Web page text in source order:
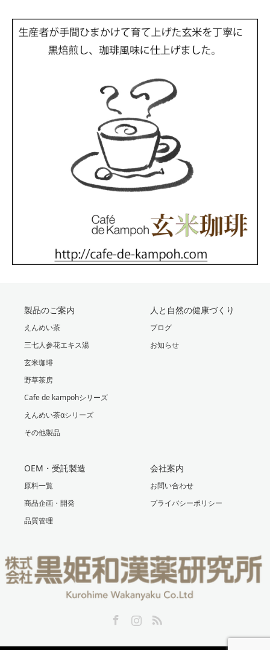
製品のご案内
えんめい茶
三七人参花エキス湯
玄米珈琲
野草茶房
Cafe de kampohシリーズ
えんめい茶αシリーズ
その他製品
人と自然の健康づくり
ブログ
お知らせ
OEM・受託製造
原料一覧
商品企画・開発
品質管理
会社案内
お問い合わせ
プライバシーポリシー